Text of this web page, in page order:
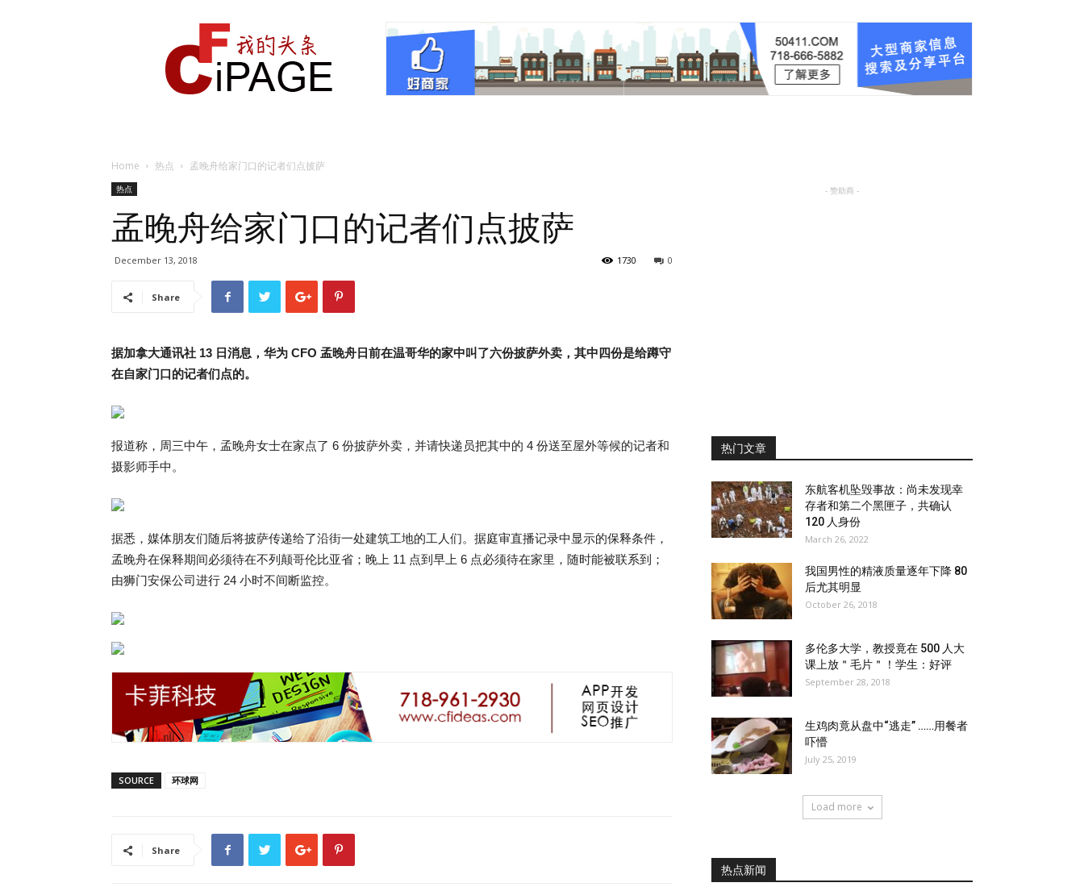
Home 热点 孟晚舟给家门口的记者们点披萨
热点
孟晚舟给家门口的记者们点披萨
December 13, 2018 0
1730
Share
据加拿大通讯社 13 日消息，华为 CFO 孟晚舟日前在温哥华的家中叫了六份披萨外卖，其中四份是给蹲守
在自家门口的记者们点的。
报道称，周三中午，孟晚舟女士在家点了 6 份披萨外卖，并请快递员把其中的 4 份送至屋外等候的记者和
摄影师手中。
据悉，媒体朋友们随后将披萨传递给了沿街一处建筑工地的工人们。据庭审直播记录中显示的保释条件，
孟晚舟在保释期间必须待在不列颠哥伦比亚省；晚上 11 点到早上 6 点必须待在家里，随时能被联系到；
由狮门安保公司进行 24 小时不间断监控。
SOURCE 环球网
Share
- 赞助商 -
热门文章
东航客机坠毁事故：尚未发现幸
存者和第二个黑匣子，共确认
120 人身份
March 26, 2022
我国男性的精液质量逐年下降 80
后尤其明显
October 26, 2018
多伦多大学，教授竟在 500 人大
课上放＂毛片＂！学生：好评
September 28, 2018
生鸡肉竟从盘中“逃走” ……用餐者
吓懵
July 25, 2019
Load more
热点新闻